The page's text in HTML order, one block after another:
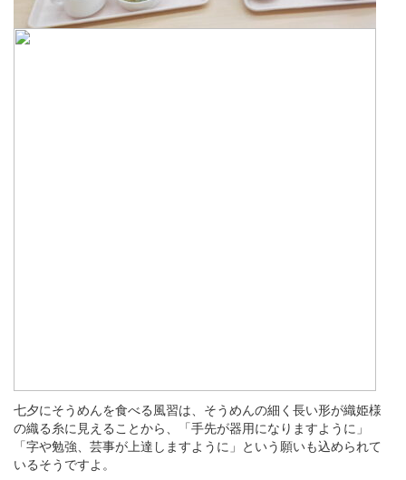
七夕にそうめんを食べる風習は、そうめんの細く長い形が織姫様
の織る糸に見えることから、「手先が器用になりますように」
「字や勉強、芸事が上達しますように」という願いも込められて
いるそうですよ。